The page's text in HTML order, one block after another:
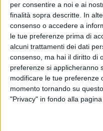
per consentire a noi e ai
finalità sopra descritte. In
consenso o accedere a
le tue preferenze prima di
alcuni trattamenti dei dati
consenso, ma hai il diritto di
preferenze si applicheranno
modificare le tue preferenze
momento tornando su
"Privacy" in fondo alla
7 Loredana Bertè
8 Il Volo
9 Alessandra Amoroso
10 Alfa